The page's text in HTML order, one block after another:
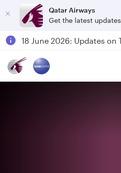
Qatar Airways
Get the latest updates